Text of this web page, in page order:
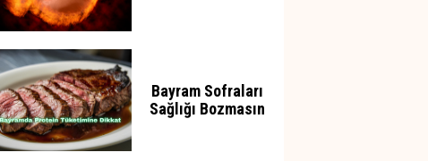
Bayram Sofraları
Sağlığı Bozmasın